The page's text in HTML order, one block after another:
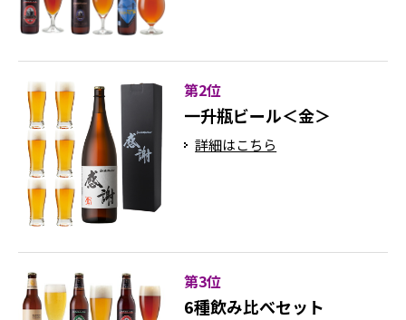
第2位
一升瓶ビール＜金＞
詳細はこちら
第3位
6種飲み比べセット